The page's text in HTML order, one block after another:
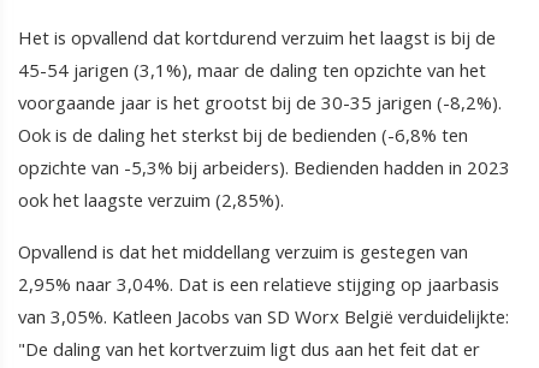
Het is opvallend dat kortdurend verzuim het laagst is bij de
45-54 jarigen (3,1%), maar de daling ten opzichte van het
voorgaande jaar is het grootst bij de 30-35 jarigen (-8,2%).
Ook is de daling het sterkst bij de bedienden (-6,8% ten
opzichte van -5,3% bij arbeiders). Bedienden hadden in 2023
ook het laagste verzuim (2,85%).
Opvallend is dat het middellang verzuim is gestegen van
2,95% naar 3,04%. Dat is een relatieve stijging op jaarbasis
van 3,05%. Katleen Jacobs van SD Worx België verduidelijkte:
"De daling van het kortverzuim ligt dus aan het feit dat er